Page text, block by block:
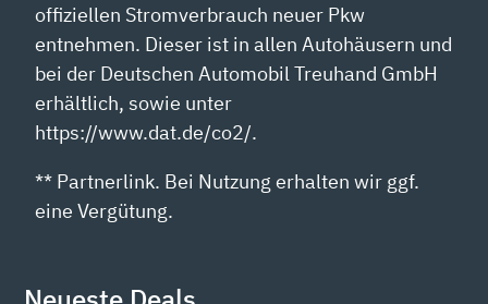
offiziellen Stromverbrauch neuer Pkw
entnehmen. Dieser ist in allen Autohäusern und
bei der Deutschen Automobil Treuhand GmbH
erhältlich, sowie unter
https://www.dat.de/co2/.
** Partnerlink. Bei Nutzung erhalten wir ggf.
eine Vergütung.